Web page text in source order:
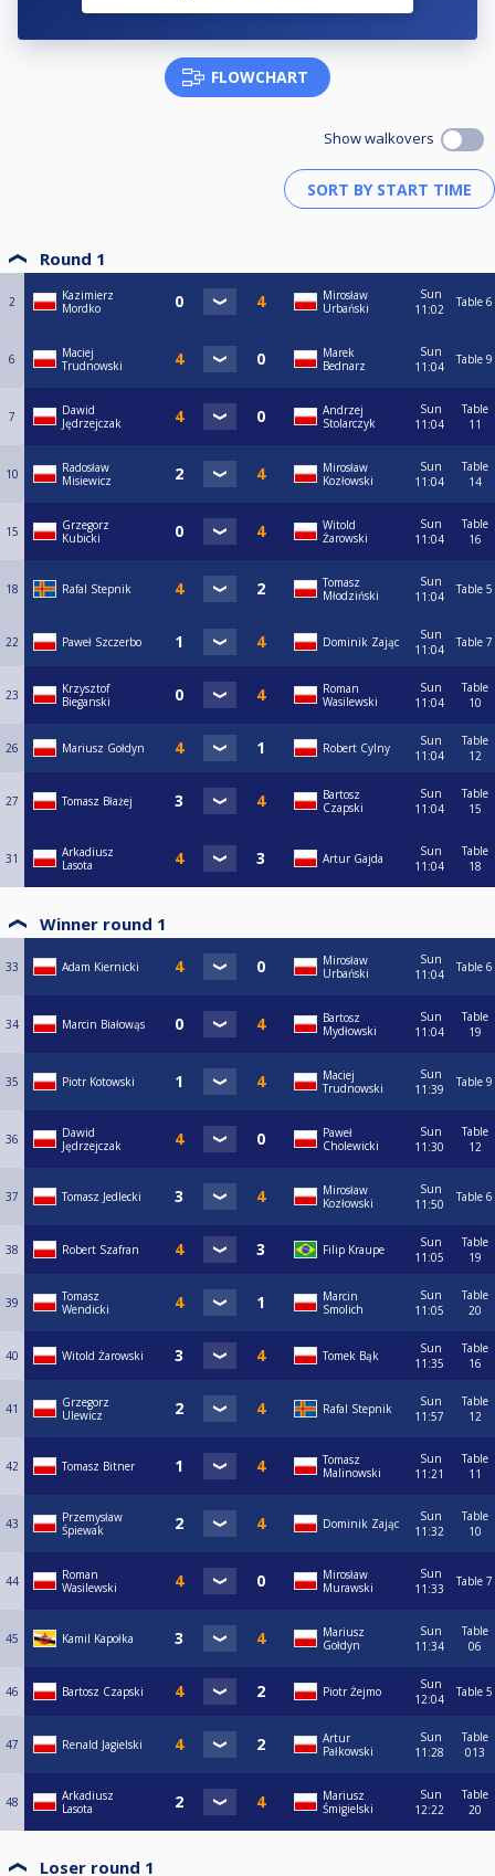
FLOWCHART
Show walkovers
Round 1
2
Kazimierz
Mordko
Mirosław
Urbański
Sun
11:02
Table 6
6
Maciej
Trudnowski
Marek
Bednarz
Sun
11:04
Table 9
7
Dawid
Jędrzejczak
Andrzej
Stolarczyk
Sun
11:04
Table
11
10
Radosław
Misiewicz
Mirosław
Kozłowski
Sun
11:04
Table
14
15
Grzegorz
Kubicki
Witold
Żarowski
Sun
11:04
Table
16
18 Rafal Stepnik
Tomasz
Młodziński
Sun
11:04
Table 5
22 Paweł Szczerbo Dominik Zając
Sun
11:04
Table 7
23
Krzysztof
Bieganski
Roman
Wasilewski
Sun
11:04
Table
10
26 Mariusz Gołdyn Robert Cylny
Sun
11:04
Table
12
27 Tomasz Błażej
Bartosz
Czapski
Sun
11:04
Table
15
31
Arkadiusz
Lasota
Artur Gajda
Sun
11:04
Table
18
Winner round 1
33 Adam Kiernicki
Mirosław
Urbański
Sun
11:04
Table 6
34 Marcin Białowąs
Bartosz
Mydłowski
Sun
11:04
Table
19
35 Piotr Kotowski
Maciej
Trudnowski
Sun
11:39
Table 9
36
Dawid
Jędrzejczak
Paweł
Cholewicki
Sun
11:30
Table
12
37 Tomasz Jedlecki
Mirosław
Kozłowski
Sun
11:50
Table 6
38 Robert Szafran Filip Kraupe
Sun
11:05
Table
19
39
Tomasz
Wendicki
Marcin
Smolich
Sun
11:05
Table
20
40 Witold Żarowski Tomek Bąk
Sun
11:35
Table
16
41
Grzegorz
Ulewicz
Rafal Stepnik
Sun
11:57
Table
12
42 Tomasz Bitner
Tomasz
Malinowski
Sun
11:21
Table
11
43
Przemysław
Śpiewak
Dominik Zając
Sun
11:32
Table
10
44
Roman
Wasilewski
Mirosław
Murawski
Sun
11:33
Table 7
45 Kamil Kapołka
Mariusz
Gołdyn
Sun
11:34
Table
06
46 Bartosz Czapski Piotr Żejmo
Sun
12:04
Table 5
47 Renald Jagielski
Artur
Pałkowski
Sun
11:28
Table
013
48
Arkadiusz
Lasota
Mariusz
Śmigielski
Sun
12:22
Table
20
Loser round 1